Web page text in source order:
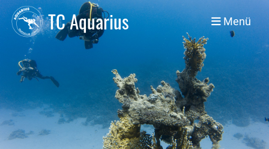
TC Aquarius Menü